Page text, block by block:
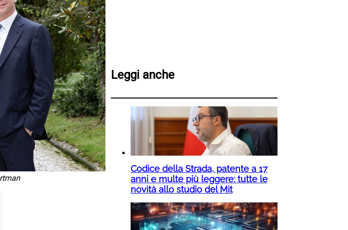
Leggi anche
Codice della Strada, patente a 17
anni e multe più leggere: tutte le
novità allo studio del Mit